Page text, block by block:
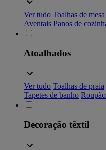
Ver tudo Toalhas de mesa
Aventais Panos de
Atoalhados
Ver tudo Toalhas de praia
Tapetes de banho Roupão
Decoração têxtil